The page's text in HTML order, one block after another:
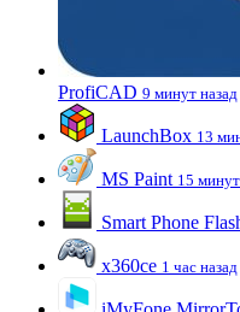
ProfiCAD 9 минут назад
LaunchBox 13
MS Paint 15
Smart Phone
x360ce 1 час назад